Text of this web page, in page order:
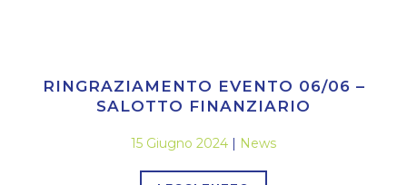
RINGRAZIAMENTO EVENTO 06/06 –
SALOTTO FINANZIARIO
15 Giugno 2024 News